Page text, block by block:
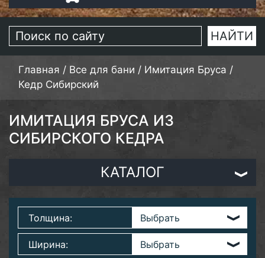
Главная / Все для бани / Имитация Бруса /
Кедр Сибирский
ИМИТАЦИЯ БРУСА ИЗ
СИБИРСКОГО КЕДРА
КАТАЛОГ
Толщина:
Ширина: